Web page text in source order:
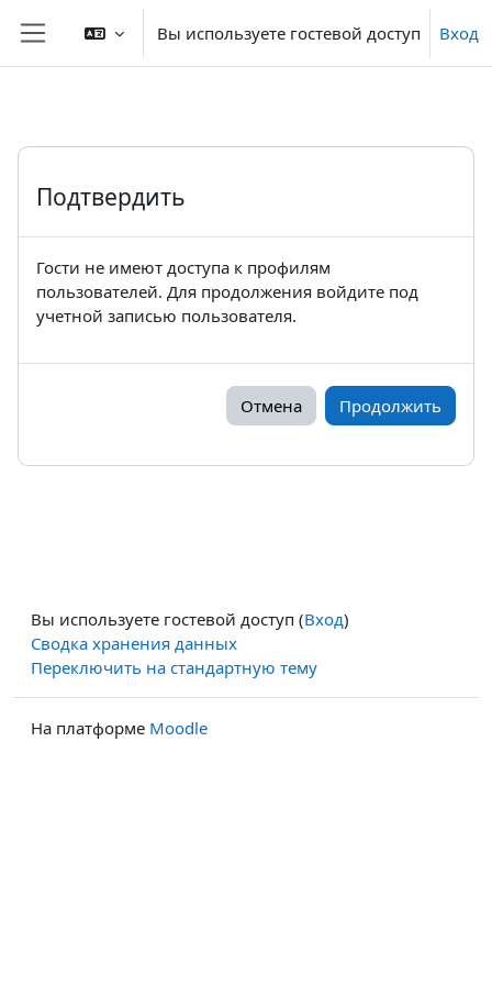
Перейти к основному содержанию
Боковая панель
Вы используете гостевой доступ Вход
Подтвердить
Гости не имеют доступа к профилям
пользователей. Для продолжения войдите под
учетной записью пользователя.
Отмена Продолжить
Вы используете гостевой доступ (Вход)
Сводка хранения данных
Переключить на стандартную тему
На платформе Moodle